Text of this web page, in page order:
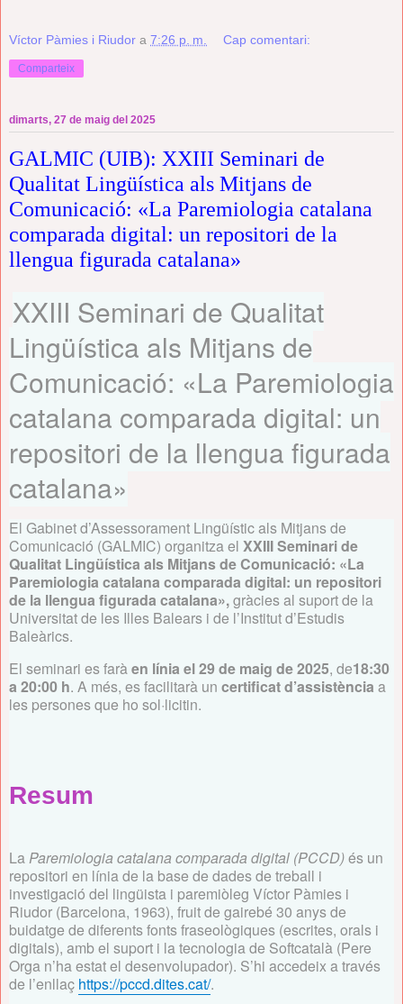
Víctor Pàmies i Riudor a 7:26 p. m. Cap comentari:
Comparteix
dimarts, 27 de maig del 2025
GALMIC (UIB): XXIII Seminari de
Qualitat Lingüística als Mitjans de
Comunicació: «La Paremiologia catalana
comparada digital: un repositori de la
llengua figurada catalana»
XXIII Seminari de Qualitat
Lingüística als Mitjans de
Comunicació: «La Paremiologia
catalana comparada digital: un
repositori de la llengua figurada
catalana»
El Gabinet d’Assessorament Lingüístic als Mitjans de
Comunicació (GALMIC) organitza el XXIII Seminari de
Qualitat Lingüística als Mitjans de Comunicació: «La
Paremiologia catalana comparada digital: un repositori
de la llengua figurada catalana»,gràcies al suport de la
Universitat de les Illes Balears i de l’Institut d’Estudis
Baleàrics.
El seminari es faràen línia el 29 de maig de 2025, de18:30
a 20:00 h. A més, es facilitarà un certificat d’assistència a
les persones que ho sol·licitin.
Resum
LaParemiologia catalana comparada digital (PCCD)és un
repositori en línia de la base de dades de treball i
investigació del lingüista i paremiòleg Víctor Pàmies i
Riudor (Barcelona, 1963), fruit de gairebé 30 anys de
buidatge de diferents fonts fraseològiques (escrites, orals i
digitals), amb el suport i la tecnologia de Softcatalà (Pere
Orga n’ha estat el desenvolupador). S’hi accedeix a través
de l’enllaç https://pccd.dites.cat/.